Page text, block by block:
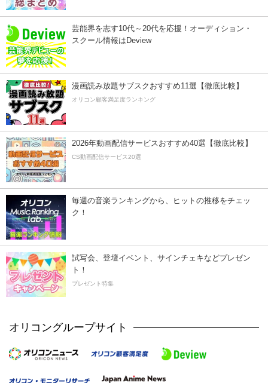
芸能界を志す10代～20代を応援！オーディション・
スクール情報はDeview
漫画読み放題サブスクおすすめ11選【徹底比較】
オリコン顧客満足度ランキング
2026年動画配信サービスおすすめ40選【徹底比較】
CS動画配信サービス20選
毎週の音楽ランキングから、ヒットの推移をチェッ
ク！
試写会、登壇イベント、サインチェキなどプレゼン
ト！
プレゼント特集
オリコングループサイト